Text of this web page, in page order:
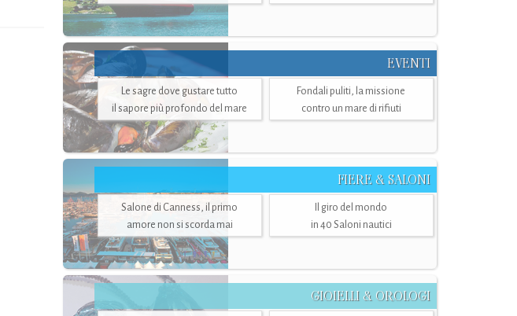
EVENTI
Le sagre dove gustare tutto
il sapore più profondo del mare
Fondali puliti, la missione
contro un mare di rifiuti
FIERE & SALONI
Salone di Canness, il primo
amore non si scorda mai
Il giro del mondo
in 40 Saloni nautici
GIOIELLI & OROLOGI